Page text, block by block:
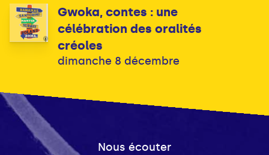
Gwoka, contes : une
célébration des oralités
créoles
dimanche 8 décembre
Nous écouter